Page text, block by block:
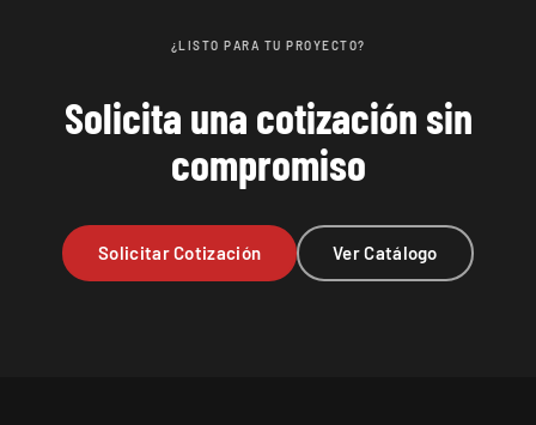
¿LISTO PARA TU PROYECTO?
Solicita una cotización sin
compromiso
Solicitar Cotización Ver Catálogo